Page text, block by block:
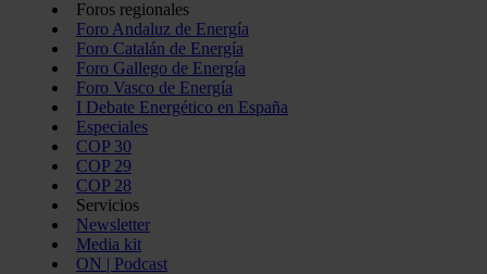
Foros regionales
Foro Andaluz de Energía
Foro Catalán de Energía
Foro Gallego de Energía
Foro Vasco de Energía
I Debate Energético en España
Especiales
COP 30
COP 29
COP 28
Servicios
Newsletter
Media kit
ON | Podcast